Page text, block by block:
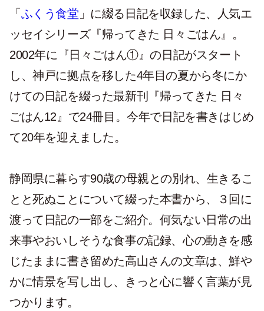
「 ふくう食堂 」に綴る日記を収録した、人気エ
ッセイシリーズ『帰ってきた 日々ごはん』。
2002年に『日々ごはん①』の日記がスタート
し、神戸に拠点を移した4年目の夏から冬にか
けての日記を綴った最新刊『帰ってきた 日々
ごはん12』で24冊目。今年で日記を書きはじめ
て20年を迎えました。
静岡県に暮らす90歳の母親との別れ、生きるこ
とと死ぬことについて綴った本書から、３回に
渡って日記の一部をご紹介。何気ない日常の出
来事やおいしそうな食事の記録、心の動きを感
じたままに書き留めた高山さんの文章は、鮮や
かに情景を写し出し、きっと心に響く言葉が見
つかります。